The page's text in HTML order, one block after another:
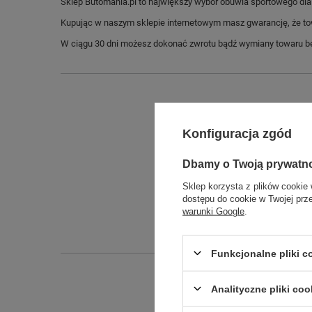
Kupując w naszym sklepie internetowym masz gwarancję, że
W ciągu 30 dni możesz dokonać zwrotu bądź wymiany towaru
Konfiguracja zgód
Dbamy o Twoją
Sklep korzysta z plików cookie
dostępu do cookie w Twojej
warunki Google
Funkcjonalne pliki
Analityczne pliki